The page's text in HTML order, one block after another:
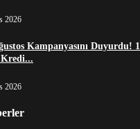
2026
Kampanyasını Duyurdu!
2026